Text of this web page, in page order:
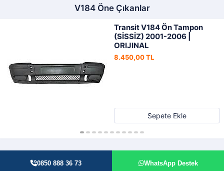
V184 Öne Çıkanlar
Transit V184 Ön Tampon
(SİSSİZ) 2001-2006 |
ORIJINAL
8.450,00 TL
Sepete Ekle
0850 888 36 73 WhatsApp Destek